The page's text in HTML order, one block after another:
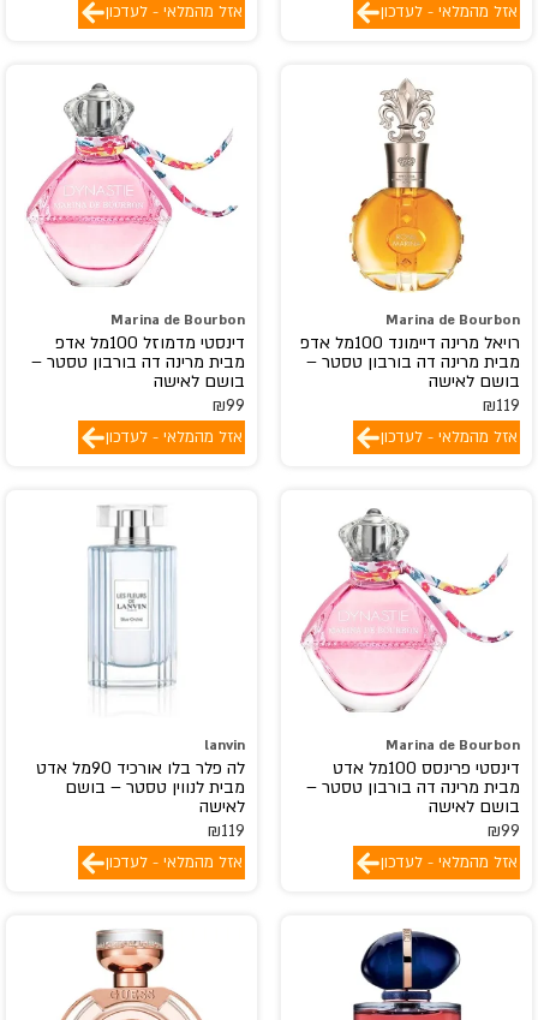
COLABO
CRISTIANO RONALDO
D.S.& DURGA
DAVID BECKHAM
Davidoff
DIPTYQUE
DKNY
Dolce end Gabbana
Donna Karan
DR.VRANJES
DURU
ED HARDY
EIGHT & BOB
elizabeth taylor
EMANUEL
EMPER
escada
ESSENTIAL PARFUMS
estee lauder
ETAT LIBRE D'ORANGE
אזל מהמלאי - לעדכון אזל מהמלאי - לעדכון
Marina de Bourbon
רויאל מרינה דיימונד 100מל אדפ
מבית מרינה דה בורבון טסטר –
בושם לאישה
₪119
אזל מהמלאי - לעדכון
Marina de Bourbon
דינסטי מדמוזל 100מל אדפ
מבית מרינה דה בורבון טסטר –
בושם לאישה
₪99
אזל מהמלאי - לעדכון
Marina de Bourbon
דינסטי פרינסס 100מל אדט
מבית מרינה דה בורבון טסטר –
בושם לאישה
₪99
אזל מהמלאי - לעדכון
lanvin
לה פלר בלו אורכיד 90מל אדט
מבית לנווין טסטר – בושם
לאישה
₪119
אזל מהמלאי - לעדכון